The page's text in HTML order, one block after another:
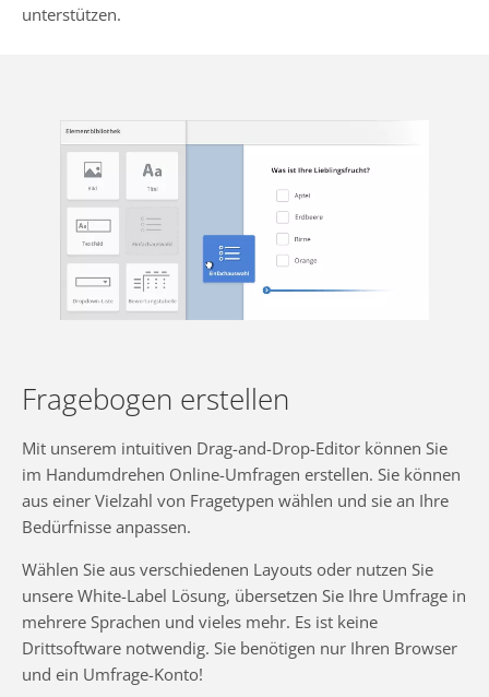
unterstützen.
Fragebogen erstellen
Mit unserem intuitiven Drag-and-Drop-Editor können Sie
im Handumdrehen Online-Umfragen erstellen. Sie können
aus einer Vielzahl von Fragetypen wählen und sie an Ihre
Bedürfnisse anpassen.
Wählen Sie aus verschiedenen Layouts oder nutzen Sie
unsere White-Label Lösung, übersetzen Sie Ihre Umfrage in
mehrere Sprachen und vieles mehr. Es ist keine
Drittsoftware notwendig. Sie benötigen nur Ihren Browser
und ein Umfrage-Konto!